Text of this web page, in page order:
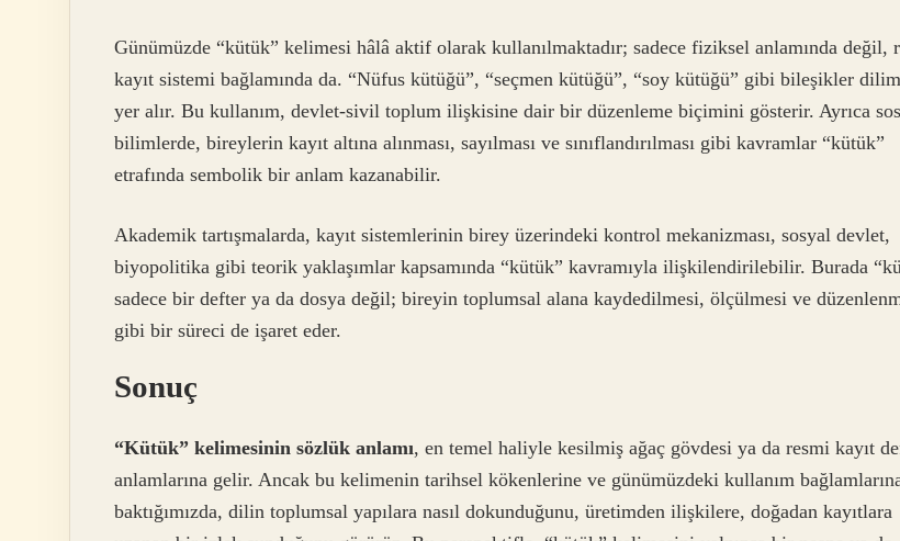
Günümüzde “kütük” kelimesi hâlâ aktif olarak kullanılmaktadır; sadece fiziksel anlamında değil,
kayıt sistemi bağlamında da. “Nüfus kütüğü”, “seçmen kütüğü”, “soy kütüğü” gibi bileşikler
yer alır. Bu kullanım, devlet‑sivil toplum ilişkisine dair bir düzenleme biçimini gösterir. Ayrıca
bilimlerde, bireylerin kayıt altına alınması, sayılması ve sınıflandırılması gibi kavramlar “kütük”
etrafında sembolik bir anlam kazanabilir.
Akademik tartışmalarda, kayıt sistemlerinin birey üzerindeki kontrol mekanizması, sosyal devlet,
biyopolitika gibi teorik yaklaşımlar kapsamında “kütük” kavramıyla ilişkilendirilebilir. Burada
sadece bir defter ya da dosya değil; bireyin toplumsal alana kaydedilmesi, ölçülmesi ve
gibi bir süreci de işaret eder.
Sonuç
“Kütük” kelimesinin sözlük anlamı, en temel haliyle kesilmiş ağaç gövdesi ya da resmi kayıt
anlamlarına gelir. Ancak bu kelimenin tarihsel kökenlerine ve günümüzdeki kullanım
baktığımızda, dilin toplumsal yapılara nasıl dokunduğunu, üretimden ilişkilere, doğadan kayıtlara